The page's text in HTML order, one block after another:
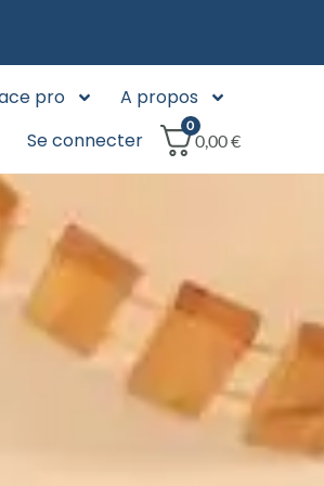
pro
A propos
Se connecter
0
0,00€